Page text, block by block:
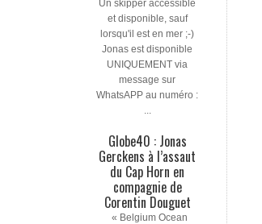
Un skipper accessible
et disponible, sauf
lorsqu'il est en mer ;-)
Jonas est disponible
UNIQUEMENT via
message sur
WhatsAPP au numéro :
Globe40 : Jonas
Gerckens à l’assaut
du Cap Horn en
compagnie de
Corentin Douguet
« Belgium Ocean